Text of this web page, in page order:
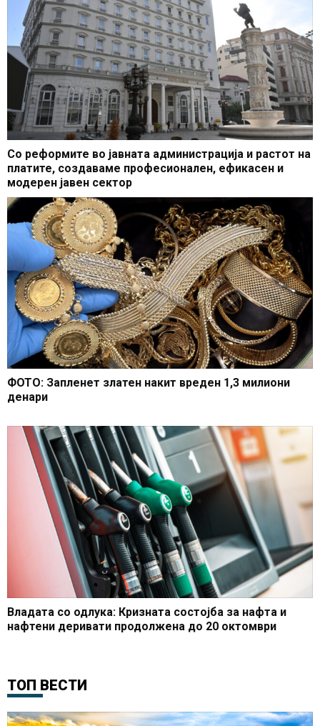
Со реформите во јавната администрација и растот на
платите, создаваме професионален, ефикасен и
модерен јавен сектор
ФОТО: Запленет златен накит вреден 1,3 милиони
денари
Владата со одлука: Кризната состојба за нафта и
нафтени деривати продолжена до 20 октомври
ТОП ВЕСТИ